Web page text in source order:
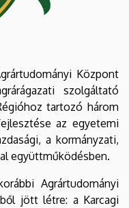
Központ
szolgáltató
tartozó három
az egyetemi
a kormányzati,
együttműködésben.
Agrártudományi
jött létre: a Karcagi